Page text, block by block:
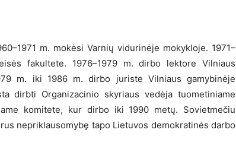
m. mokėsi Varnių vidurinėje mokykloje. 1971–
fakultete. 1976–1979 m. dirbo lektore Vilniaus
m. iki 1986 m. dirbo juriste Vilniaus gamybinėje
dirbti Organizacinio skyriaus vedėja tuometiniame
komitete, kur dirbo iki 1990 metų. Sovietmečiu
nepriklausomybę tapo Lietuvos demokratinės darbo